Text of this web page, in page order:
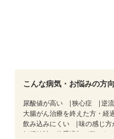
こんな病気・お悩みの方
尿酸値が高い 狭心症 逆
大腸がん治療を終えた方・経
飲み込みにくい
味の感じ方
妊婦健診・体重増加が気にな